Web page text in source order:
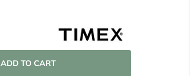
ADD TO CART